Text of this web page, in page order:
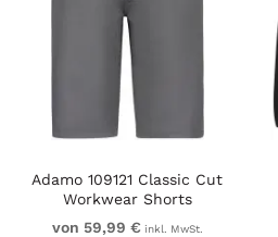
Adamo 109121 Classic Cut
Workwear Shorts
Graphite Grey
von 59,99 € inkl. MwSt.